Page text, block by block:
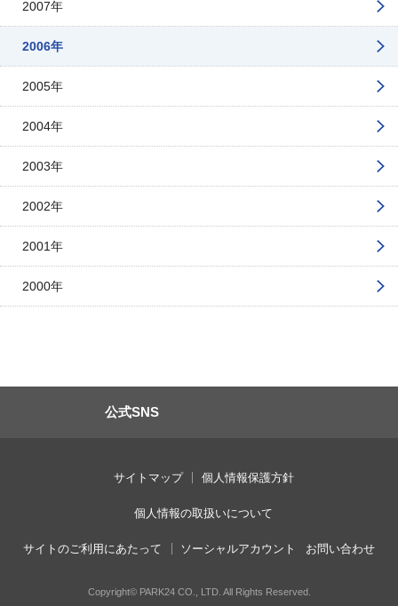
2007年
2006年
2005年
2004年
2003年
2002年
2001年
2000年
公式SNS
サイトマップ 個人情報保護方針
個人情報の取扱いについて
サイトのご利用にあたって ソーシャルアカウント お問い合わせ
Copyright© PARK24 CO., LTD. All Rights Reserved.